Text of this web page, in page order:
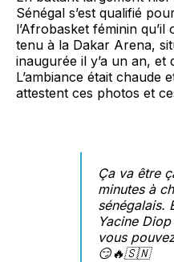
Sénégal s’est qualifié
l’Afrobasket féminin qu’il
tenu à la Dakar Arena,
inaugurée il y’a un an, et
L’ambiance était chaude
attestent ces photos et
Ça va être
minutes à
sénégalais.
Yacine
vous
😏🔥🇸🇳